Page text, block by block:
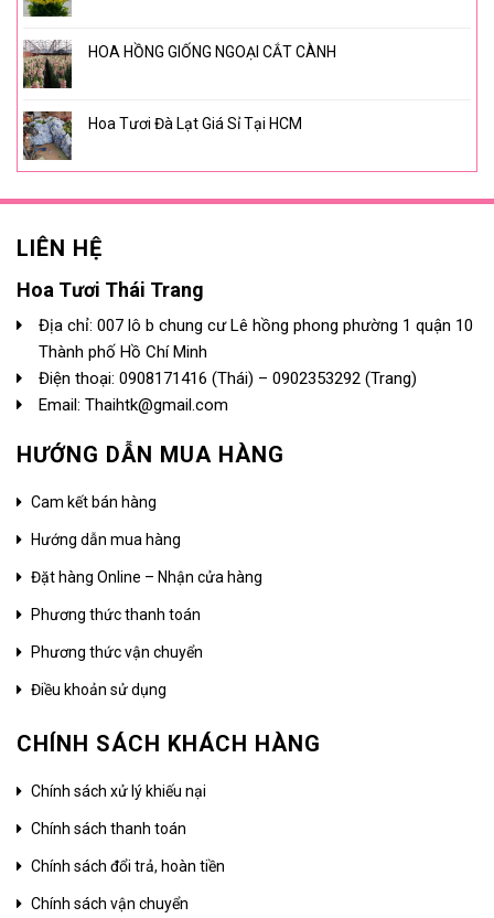
HOA HỒNG GIỐNG NGOẠI CẮT CÀNH
Hoa Tươi Đà Lạt Giá Sỉ Tại HCM
LIÊN HỆ
Hoa Tươi Thái Trang
Địa chỉ: 007 lô b chung cư Lê hồng phong phường 1 quận 10
Thành phố Hồ Chí Minh
Điện thoại: 0908171416 (Thái) – 0902353292 (Trang)
Email: Thaihtk@gmail.com
HƯỚNG DẪN MUA HÀNG
Cam kết bán hàng
Hướng dẫn mua hàng
Đặt hàng Online – Nhận cửa hàng
Phương thức thanh toán
Phương thức vận chuyển
Điều khoản sử dụng
CHÍNH SÁCH KHÁCH HÀNG
Chính sách xử lý khiếu nại
Chính sách thanh toán
Chính sách đổi trả, hoàn tiền
Chính sách vận chuyển